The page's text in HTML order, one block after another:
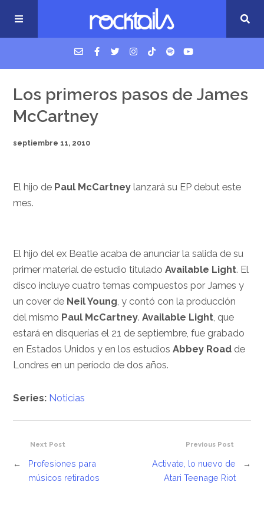
USM Podcast
Cigarrillos en la cama
Los primeros pasos de James
McCartney
septiembre 11, 2010
El hijo de Paul McCartney lanzará su EP debut este
mes.
El hijo del ex Beatle acaba de anunciar la salida de su
primer material de estudio tituladoAvailable Light. El
disco incluye cuatro temas compuestos por James y
un cover de Neil Young, y contó con la producción
del mismo Paul McCartney.Available Light, que
estará en disquerías el 21 de septiembre, fue grabado
en Estados Unidos y en los estudiosAbbey Road de
Londres en un período de dos años.
Series: Noticias
Previous Post
Activate, lo nuevo de
Atari Teenage Riot
→
Next Post
←
Profesiones para
músicos retirados